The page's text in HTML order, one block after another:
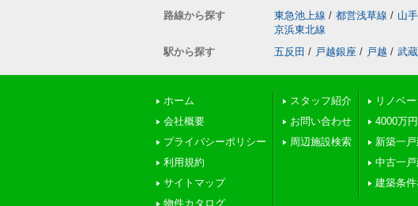
路線から探す
東急池上線 / 都営浅草線 / 山
京浜東北線
駅から探す
五反田 / 戸越銀座 / 戸越 / 武
ホーム
会社概要
プライバシーポリシー
利用規約
サイトマップ
物件カタログ
スタッフ紹介
お問い合わせ
周辺施設検索
リノベ
4000万
新築一
中古一戸
建築条